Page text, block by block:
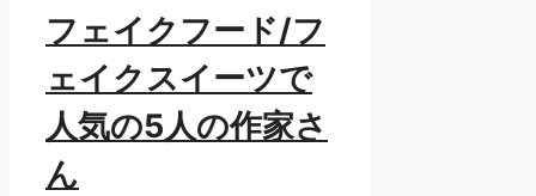
フェイクフード/フ
ェイクスイーツで
人気の5人の作家さ
ん